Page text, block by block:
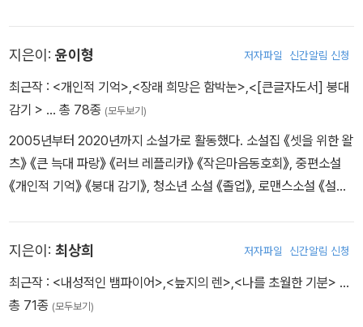
물관』, 소설집 『수상한 이웃』 『바람의 집』 『복어가 배를 부풀리는 까
닭은』 등을 썼다. 얼마 전까지 교정에서 아이들의 이야기에 귀 기울이
며 지냈다.
지은이: 윤이형 저자파일 신간알림 신청
최근작 : <개인적 기억>,<장래 희망은 함박눈>,<[큰글자도서] 붕대
감기 > … 총 78종 (모두보기)
2005년부터 2020년까지 소설가로 활동했다. 소설집 《셋을 위한 왈
츠》 《큰 늑대 파랑》 《러브 레플리카》 《작은마음동호회》, 중편소설
《개인적 기억》 《붕대 감기》, 청소년 소설 《졸업》, 로맨스소설 《설랑》
지은이: 최상희 저자파일 신간알림 신청
최근작 : <내성적인 뱀파이어>,<늪지의 렌>,<나를 초월한 기분> …
총 71종 (모두보기)